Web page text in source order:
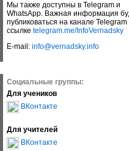
Мы также доступны в Telegram и
WhatsApp. Важная информация
публиковаться на канале Telegram
ссылке telegram.me/InfoVernadsky
E-mail: info@vernadsky.info
Социальные группы:
Для учеников
ВКонтакте
Для учителей
ВКонтакте